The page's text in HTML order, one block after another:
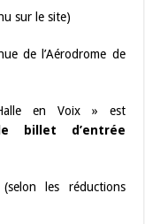
sur le site)
de l’Aérodrome de
en Voix » est
billet d’entrée
les réductions